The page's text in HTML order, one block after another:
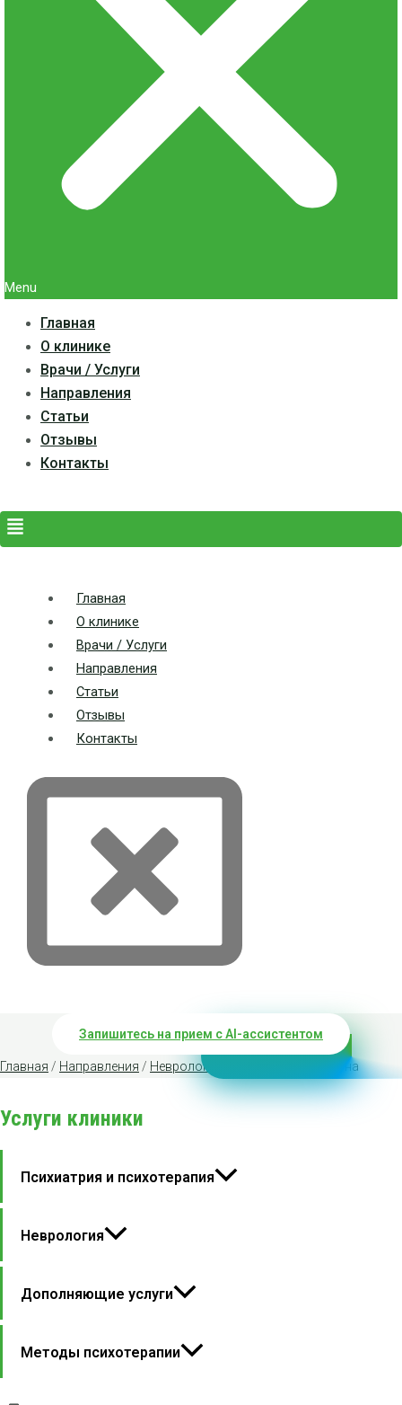
Menu
Главная
О клинике
Врачи / Услуги
Направления
Статьи
Отзывы
Контакты
Главная
О клинике
Врачи / Услуги
Направления
Статьи
Отзывы
Контакты
Запишитесь на прием с AI-ассистентом
Главная / Направления / Неврология / Болезнь Паркинсона
Услуги клиники
Психиатрия и психотерапия
Неврология
Дополняющие услуги
Методы психотерапии